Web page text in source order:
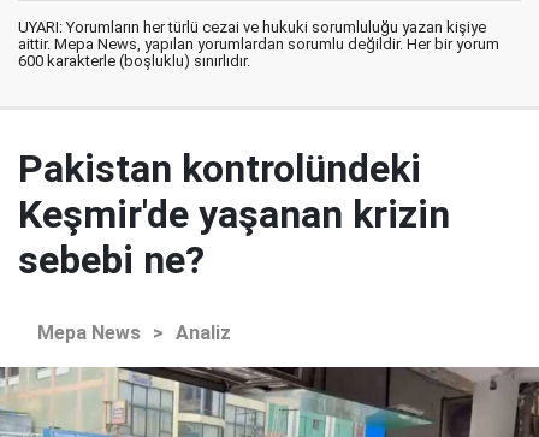
UYARI: Yorumların her türlü cezai ve hukuki sorumluluğu yazan kişiye
aittir. Mepa News, yapılan yorumlardan sorumlu değildir. Her bir yorum
600 karakterle (boşluklu) sınırlıdır.
Pakistan kontrolündeki
Keşmir'de yaşanan krizin
sebebi ne?
Mepa News > Analiz